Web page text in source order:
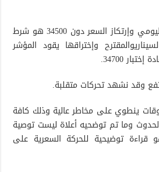
للتذكير بأن ثبات التداول اليومي وإرتكاز السعر دون 34500 هو شرط
وإختراقها يقود المؤشر
34700.
وقد نشهد تحركات متقلبة.
ينطوي على مخاطر عالية وذلك كافة
وما تم توضحيه أعلاة ليست توصية
قراءة توضيحية للحركة السعرية على